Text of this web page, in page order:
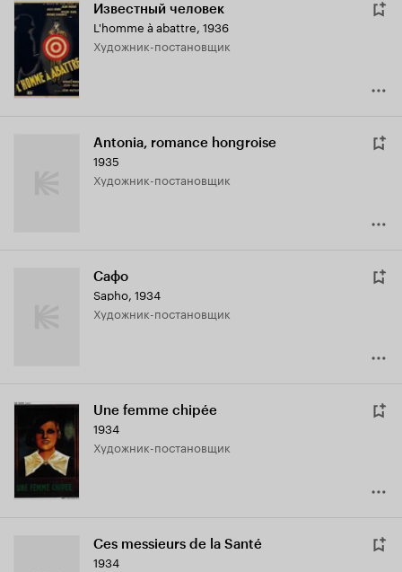
Известный человек
L'homme à abattre, 1936
Художник-постановщик
Antonia, romance hongroise
1935
Художник-постановщик
Сафо
Sapho, 1934
Художник-постановщик
Une femme chipée
1934
Художник-постановщик
Ces messieurs de la Santé
1934